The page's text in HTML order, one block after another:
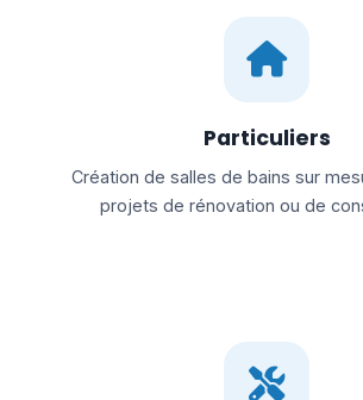
Particuliers
Création de salles de bains sur
projets de rénovation ou de